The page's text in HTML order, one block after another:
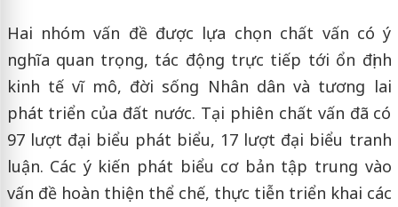
Hai nhóm vấn đề được lựa chọn chất vấn có ý
nghĩa quan trọng, tác động trực tiếp tới ổn định
kinh tế vĩ mô, đời sống Nhân dân và tương lai
phát triển của đất nước. Tại phiên chất vấn đã có
97 lượt đại biểu phát biểu, 17 lượt đại biểu tranh
luận. Các ý kiến phát biểu cơ bản tập trung vào
vấn đề hoàn thiện thể chế, thực tiễn triển khai các